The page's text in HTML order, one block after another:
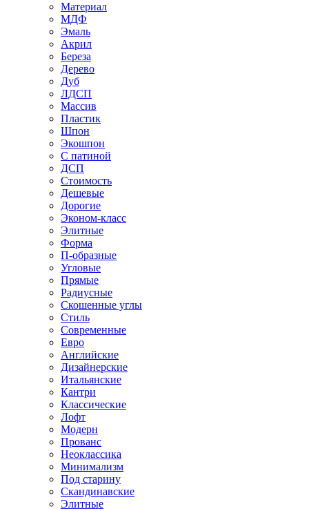
Материал
МДФ
Эмаль
Акрил
Береза
Дерево
Дуб
ЛДСП
Массив
Пластик
Шпон
Экошпон
С патиной
ДСП
Стоимость
Дешевые
Дорогие
Эконом-класс
Элитные
Форма
П-образные
Угловые
Прямые
Радиусные
Скошенные углы
Стиль
Современные
Евро
Английские
Дизайнерские
Итальянские
Кантри
Классические
Лофт
Модерн
Прованс
Неоклассика
Минимализм
Под старину
Скандинавские
Элитные